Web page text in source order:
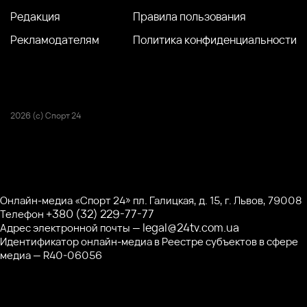
Редакция
Рекламодателям
Правила пользования
Политика конфиденциальности
2026 (с) Спорт 24
Онлайн-медиа «Спорт 24» пл. Галицкая, д. 15, г. Львов, 79008
Телефон +380 (32) 229-77-77
Адрес электронной почты — legal@24tv.com.ua
Идентификатор онлайн-медиа в Реестре субъектов в сфере
медиа — R40-06056